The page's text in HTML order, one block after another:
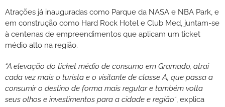
Atrações já inauguradas como Parque da NASA e NBA Park, e
em construção como Hard Rock Hotel e Club Med, juntam-se
à centenas de empreendimentos que aplicam um ticket
médio alto na região.
“A elevação do ticket médio de consumo em Gramado, atrai
cada vez mais o turista e o visitante de classe A, que passa a
consumir o destino de forma mais regular e também volta
seus olhos e investimentos para a cidade e região“, explica